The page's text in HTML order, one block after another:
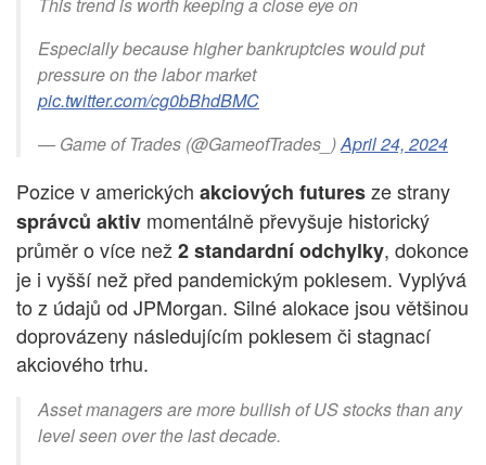
This trend is worth keeping a close eye on
Especially because higher bankruptcies would put
pressure on the labor market
pic.twitter.com/cg0bBhdBMC
— Game of Trades (@GameofTrades_)April 24, 2024
Pozice v amerických akciových futuresze strany
správců aktiv momentálně převyšuje historický
průměr o více než2 standardní odchylky, dokonce
je i vyšší než před pandemickým poklesem. Vyplývá
to z údajů od JPMorgan. Silné alokace jsou většinou
doprovázeny následujícím poklesem či stagnací
akciového trhu.
Asset managers are more bullish of US stocks than any
level seen over the last decade.